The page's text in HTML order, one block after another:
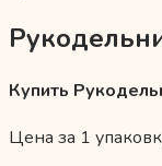
Купить
Цена за 1